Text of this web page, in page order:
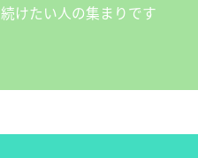
続けたい人の集まりです